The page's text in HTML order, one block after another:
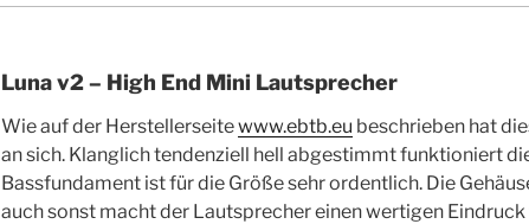
Luna v2 – High End Mini Lautsprecher
Wie auf der Herstellerseitewww.ebtb.eu beschrieben hat
an sich. Klanglich tendenziell hell abgestimmt funktioniert
Bassfundament ist für die Größe sehr ordentlich. Die
auch sonst macht der Lautsprecher einen wertigen